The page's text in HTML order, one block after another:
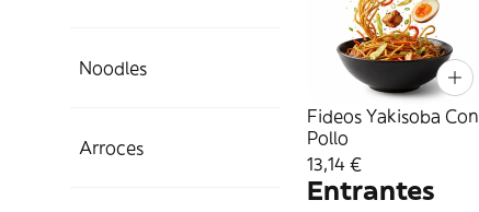
Noodles
Arroces
Fideos Yakisoba Con
Pollo
13,14 €
Entrantes